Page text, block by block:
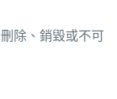
除、銷毀或不可